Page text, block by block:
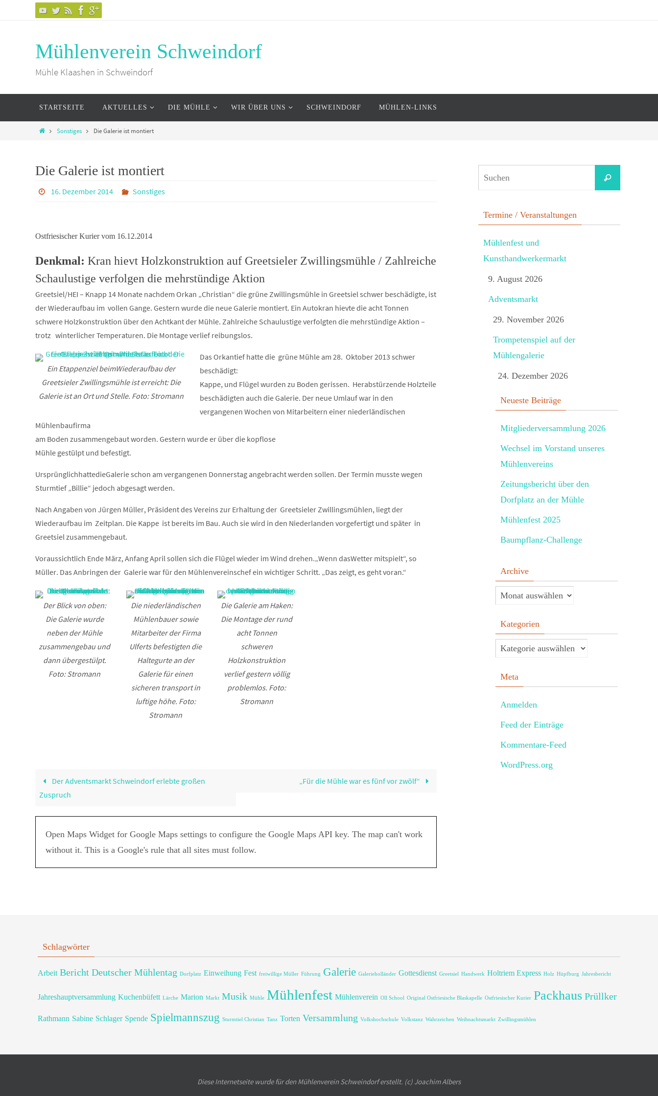
Mühlenverein Schweindorf
Mühle Klaashen in Schweindorf
STARTSEITE AKTUELLES DIE MÜHLE WIR ÜBER UNS SCHWEINDORF MÜHLEN-LINKS
Sonstiges Die Galerie ist montiert
Die Galerie ist montiert
16. Dezember 2014 Sonstiges
Ostfriesischer Kurier vom 16.12.2014
Denkmal: Kran hievt Holzkonstruktion auf Greetsieler Zwillingsmühle / Zahlreiche
Schaulustige verfolgen die mehrstündige Aktion
Greetsiel/HEI – Knapp 14 Monate nachdem Orkan „Christian“ die grüne Zwillingsmühle in Greetsiel schwer beschädigte, ist
der Wiederaufbau im vollen Gange. Gestern wurde die neue Galerie montiert. Ein Autokran hievte die acht Tonnen
schwere Holzkonstruktion über den Achtkant der Mühle. Zahlreiche Schaulustige verfolgten die mehrstündige Aktion –
trotz winterlicher Temperaturen. Die Montage verlief reibungslos.
Ein Etappenziel beimWiederaufbau der
Greetsieler Zwillingsmühle ist erreicht: Die
Galerie ist an Ort und Stelle. Foto: Stromann
Das Orkantief hatte die grüne Mühle am 28. Oktober 2013 schwer
beschädigt:
Kappe, und Flügel wurden zu Boden gerissen. Herabstürzende Holzteile
beschädigten auch die Galerie. Der neue Umlauf war in den
vergangenen Wochen von Mitarbeitern einer niederländischen
Mühlenbaufirma
am Boden zusammengebaut worden. Gestern wurde er über die kopflose
Mühle gestülpt und befestigt.
UrsprünglichhattedieGalerie schon am vergangenen Donnerstag angebracht werden sollen. Der Termin musste wegen
Sturmtief „Billie“ jedoch abgesagt werden.
Nach Angaben von Jürgen Müller, Präsident des Vereins zur Erhaltung der Greetsieler Zwillingsmühlen, liegt der
Wiederaufbau im Zeitplan. Die Kappe ist bereits im Bau. Auch sie wird in den Niederlanden vorgefertigt und später in
Greetsiel zusammengebaut.
Voraussichtlich Ende März, Anfang April sollen sich die Flügel wieder im Wind drehen.„Wenn dasWetter mitspielt“, so
Müller. Das Anbringen der Galerie war für den Mühlenvereinschef ein wichtiger Schritt. „Das zeigt, es geht voran.“
Der Blick von oben:
Die Galerie wurde
neben der Mühle
zusammengebau und
dann übergestülpt.
Foto: Stromann
Die niederländischen
Mühlenbauer sowie
Mitarbeiter der Firma
Ulferts befestigten die
Haltegurte an der
Galerie für einen
sicheren transport in
luftige höhe. Foto:
Stromann
Die Galerie am Haken:
Die Montage der rund
acht Tonnen
schweren
Holzkonstruktion
verlief gestern völlig
problemlos. Foto:
Stromann
Der Adventsmarkt Schweindorf erlebte großen
Zuspruch
„Für die Mühle war es fünf vor zwölf“
Open Maps Widget for Google Maps settings to configure the Google Maps API key. The map can't work
without it. This is a Google's rule that all sites must follow.
Termine / Veranstaltungen
Mühlenfest und
Kunsthandwerkermarkt
9. August 2026
Adventsmarkt
29. November 2026
Trompetenspiel auf der
Mühlengalerie
24. Dezember 2026
Neueste Beiträge
Mitgliederversammlung 2026
Wechsel im Vorstand unseres
Mühlenvereins
Zeitungsbericht über den
Dorfplatz an der Mühle
Mühlenfest 2025
Baumpflanz-Challenge
Archive
Kategorien
Meta
Anmelden
Feed der Einträge
Kommentare-Feed
WordPress.org
Schlagwörter
Arbeit Bericht Deutscher Mühlentag Dorfplatz Einweihung Fest freiwillige Müller Führung Galerie Galerieholländer Gottesdienst Greetsiel Handwerk Holtriem Express Holz Hüpfburg Jahresbericht
Jahreshauptversammlung Kuchenbüfett Lärche Marion Markt Musik Mühle Mühlenfest Mühlenverein Oll School Original Ostfriesische Blaskapelle Ostfriesischer Kurier Packhaus Prüllker
Rathmann Sabine Schlager Spende Spielmannszug Sturmtiel Christian Tanz Torten Versammlung Volkshochschule Volkstanz Wahrzeichen Weihnachtsmarkt Zwillingsmühlen
Diese Internetseite wurde für den Mühlenverein Schweindorf erstellt. (c) Joachim Albers